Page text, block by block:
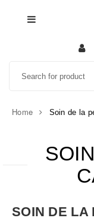
Home Soin de la
SOIN DE LA